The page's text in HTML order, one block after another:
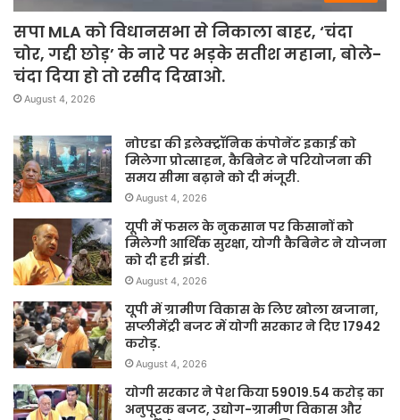
सपा MLA को विधानसभा से निकाला बाहर, ‘चंदा
चोर, गद्दी छोड़’ के नारे पर भड़के सतीश महाना, बोले-
चंदा दिया हो तो रसीद दिखाओ.
August 4, 2026
नोएडा की इलेक्ट्रॉनिक कंपोनेंट इकाई को
मिलेगा प्रोत्साहन, कैबिनेट ने परियोजना की
समय सीमा बढ़ाने को दी मंजूरी.
August 4, 2026
यूपी में फसल के नुकसान पर किसानों को
मिलेगी आर्थिक सुरक्षा, योगी कैबिनेट ने योजना
को दी हरी झंडी.
August 4, 2026
यूपी में ग्रामीण विकास के लिए खोला खजाना,
सप्लीमेंट्री बजट में योगी सरकार ने दिए 17942
करोड़.
August 4, 2026
योगी सरकार ने पेश किया 59019.54 करोड़ का
अनुपूरक बजट, उद्योग-ग्रामीण विकास और